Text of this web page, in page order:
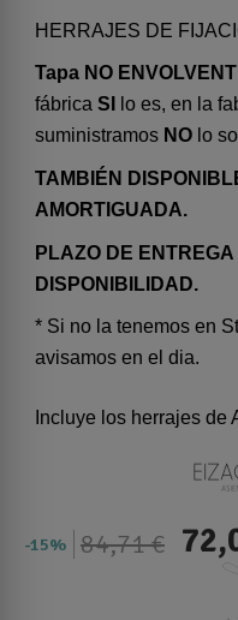
HERRAJES DE
Tapa NO
fábrica SI
lo es, en la
suministramos NO lo
TAMBIÉN
AMORTIGUADA.
PLAZO DE
DISPONIBILIDAD.
* Si no la tenemos en
avisamos en el dia.
Incluye los herrajes de
15% 84,71 €